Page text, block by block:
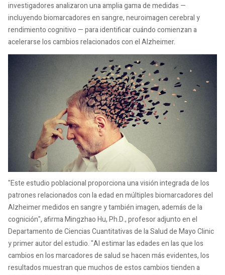
investigadores analizaron una amplia gama de medidas —
incluyendo biomarcadores en sangre, neuroimagen cerebral y
rendimiento cognitivo — para identificar cuándo comienzan a
acelerarse los cambios relacionados con el Alzheimer.
"Este estudio poblacional proporciona una visión integrada de los
patrones relacionados con la edad en múltiples biomarcadores del
Alzheimer medidos en sangre y también imagen, además de la
cognición", afirma Mingzhao Hu, Ph.D., profesor adjunto en el
Departamento de Ciencias Cuantitativas de la Salud de Mayo Clinic
y primer autor del estudio. "Al estimar las edades en las que los
cambios en los marcadores de salud se hacen más evidentes, los
resultados muestran que muchos de estos cambios tienden a